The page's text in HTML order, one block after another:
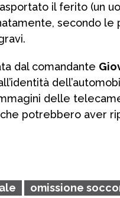
il ferito (un
secondo le
dal comandante
delle
potrebbero aver
omissione